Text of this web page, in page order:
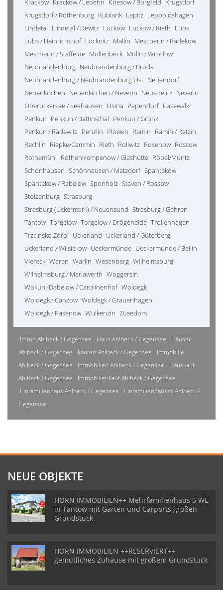
Krackow Krackow / Lebehn Kriesow / Borgfeld Krugsdorf
Krugsdorf / Rothenburg Kublank Lapitz Leopoldshagen
Lindetal Lindetal / Dewitz Luckow Luckow / Rieth Lübs
Lübs / Heinrichshof Löcknitz Mallin Mescherin / Radekow
Mescherin / Staffelde Möllenbeck Mölln / Wrodow
Neubrandenburg Neubrandenburg / Broda
Neubrandenburg / Neubrandenburg Ost Neuendorf
Neuenkirchen Neuenkirchen / Neverin Neustrelitz Neverin
Oberuckersee / Seehausen Osina Papendorf Pasewalk
Penkun Penkun / Battinsthal Penkun / Grünz
Penkun / Radewitz Penzlin Plöwen Ramin Ramin / Retzin
Rechlin Riepke/Cammin Rieth Rollwitz Rosenow Rossow
Rothemühl Rothenklempenow / Glashütte Röbel/Müritz
Schönhausen Schönhausen / Matzdorf Spantekow
Spantekow / Rebelow Sponholz Staven / Rossow
Stolzenburg Strasburg
Strasburg (Uckermark) / Neuensund Strasburg / Gehren
Tantow Torgelow Torgelow / Drögeheide Trollenhagen
Trzcinsko Zdroj Uckerland Uckerland / Güterberg
Uckerland / Wilsickow Ueckermünde Ueckermünde / Bellin
Viereck Waren Warlin Wesenberg Wilhelmsburg
Wilhelmsburg / Mariawerth Woggersin
Wokuhl-Dabelow / Carolinenhof Woldegk
Woldegk / Canzow Woldegk / Grauenhagen
Woldegk / Pasenow Wulkenzin Züsedom
Immo Ahlbeck / Gegensee Haus Ahlbeck / Gegensee
Häuser
Ahlbeck / Gegensee
kaufen Ahlbeck / Gegensee
Immobilie
Ahlbeck / Gegensee
Immobilien Ahlbeck / Gegensee
Hauskauf
Ahlbeck / Gegensee
Immobilienkauf Ahlbeck / Gegensee
Einfamilienhaus Ahlbeck / Gegensee
Einfamilienhäuser Ahlbeck /
Gegensee
NEUE OBJEKTE
HORN IMMOBILIEN++ Mehrfamilienhaus 5 WE
in Tantow mit Garten und Carports großen
Grundstück
HORN IMMOBILIEN ++RESERVIERT++
gemütliches Zuhause mit großem Grundstück